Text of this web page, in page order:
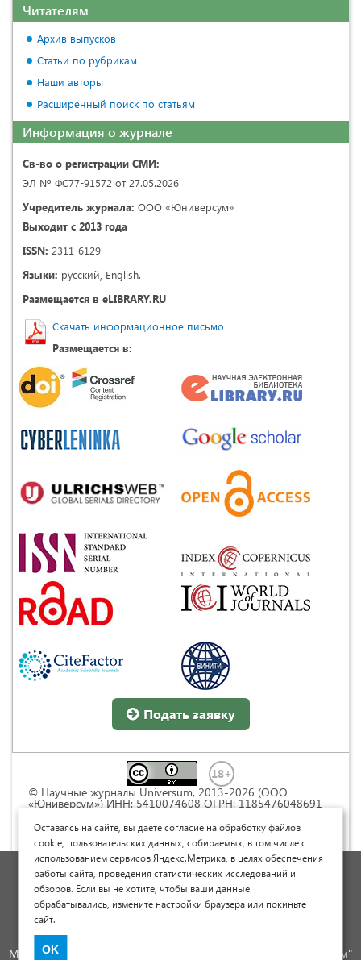
Читателям
Архив выпусков
Статьи по рубрикам
Наши авторы
Расширенный поиск по статьям
Информация о журнале
Св-во о регистрации СМИ:
ЭЛ № ФС77-91572 от 27.05.2026
Учредитель журнала: ООО «Юниверсум»
Выходит с 2013 года
ISSN: 2311-6129
Языки: русский, English.
Размещается в eLIBRARY.RU
Скачать информационное письмо
Размещается в:
Подать заявку
© Научные журналы Universum, 2013-2026 (ООО
«Юниверсум») ИНН: 5410074608 ОГРН: 1185476048691
Commons « Attribution» («Атрибуция») 4.0
Непортированная
Политика обработки персональных данных
Договор оферты
Опубликовать научную статью
Международный научно-исследовательский журнал "Юниверсум"
Оставаясь на сайте, вы даете согласие на обработку файлов
cookie, пользовательских данных, собираемых, в том числе с
использованием сервисов Яндекс.Метрика, в целях обеспечения
работы сайта, проведения статистических исследований и
обзоров. Если вы не хотите, чтобы ваши данные
обрабатывались, измените настройки браузера или покиньте
сайт.
OK